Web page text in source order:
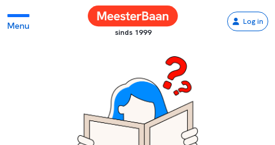
Menu
sinds 1999
Log in